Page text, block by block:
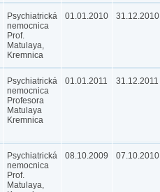
Psychiatrická
nemocnica
Prof.
Matulaya,
Kremnica
01.01.2010 31.12.2010
Psychiatrická
nemocnica
Profesora
Matulaya
Kremnica
01.01.2011 31.12.2011
Psychiatrická
nemocnica
Prof.
Matulaya,
08.10.2009 07.10.2010